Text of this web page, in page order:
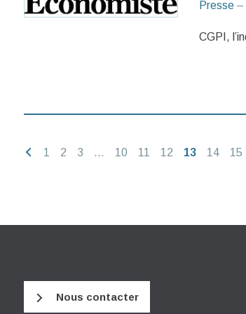
Presse –
CGPI,
1 2 3 … 10 11 12 13 14 15
Nous contacter